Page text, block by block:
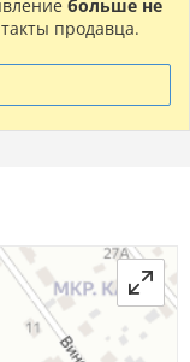
больше не
продавца.